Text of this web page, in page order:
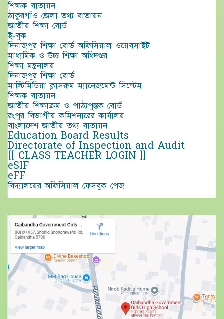
শিক্ষক বাতায়ন
ঠাকুরগাঁও জেলা তথ্য বাতায়ন
জাতীয় শিক্ষা বোর্ড
ই-বুক
দিনাজপুর শিক্ষা বোর্ড অফিসিয়াল ওয়েবসাইট
মাধ্যমিক ও উচ্চ শিক্ষা অধিদপ্তর
শিক্ষা মন্ত্রনালয়
দিনাজপুর শিক্ষা বোর্ড
মাল্টিমিডিয়া ক্লাসরুম ম্যানেজমেন্ট সিস্টেম
শিক্ষক বাতায়ন
জাতীয় শিক্ষাক্রম ও পাঠ্যপুস্তক বোর্ড
রংপুর বিভাগীয় কমিশনারের কার্যালয়
বাংলাদেশ জাতীয় তথ্য বাতায়ন
Education Board Results
Directorate of Inspection and Audit
[[ CLASS TEACHER LOGIN ]]
eSIF
eFF
বিদ্যালয়ের অফিসিয়াল ফেসবুক পেজ